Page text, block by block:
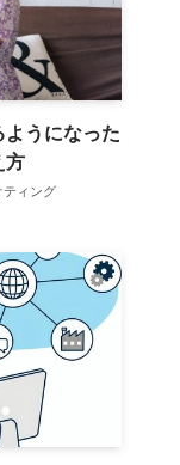
うになった
方
ティング